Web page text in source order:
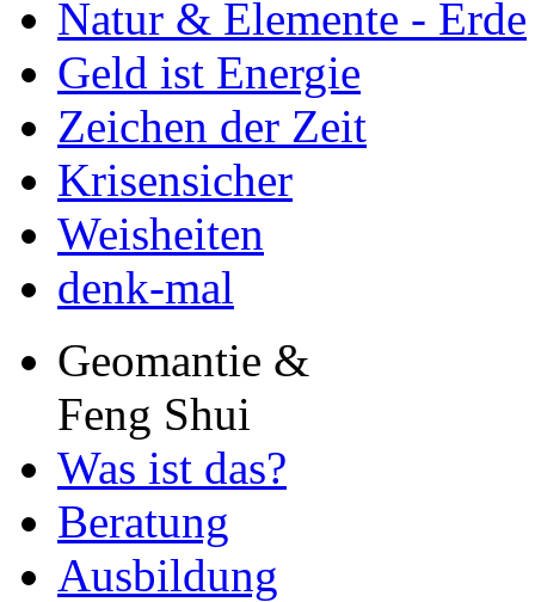
Natur & Elemente - Erde
Geld ist Energie
Zeichen der Zeit
Krisensicher
Weisheiten
denk-mal
Geomantie &
Feng Shui
Was ist das?
Beratung
Ausbildung